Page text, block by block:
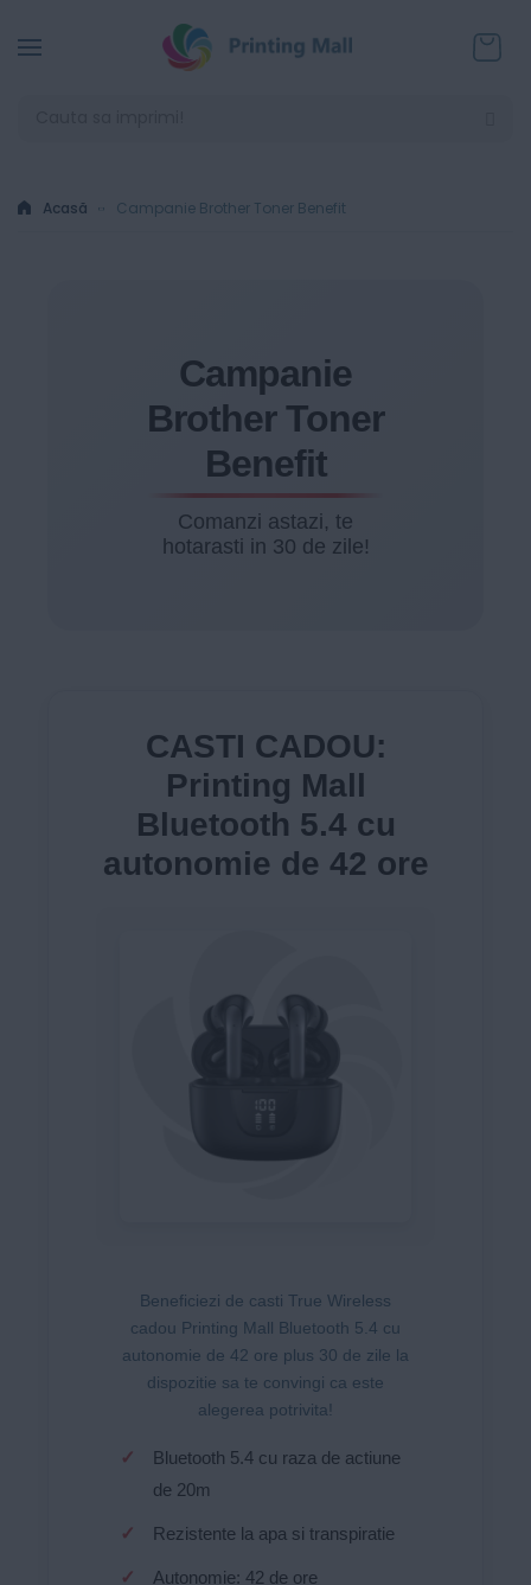
Acasă Campanie Brother Toner Benefit
Campanie
Brother Toner
Benefit
Comanzi astazi, te
hotarasti in 30 de zile!
CASTI CADOU:
Printing Mall
Bluetooth 5.4 cu
autonomie de 42 ore
Beneficiezi de casti True Wireless
cadou Printing Mall Bluetooth 5.4 cu
autonomie de 42 ore plus 30 de zile la
dispozitie sa te convingi ca este
alegerea potrivita!
Bluetooth 5.4 cu raza de actiune
de 20m
Rezistente la apa si transpiratie
Autonomie: 42 de ore